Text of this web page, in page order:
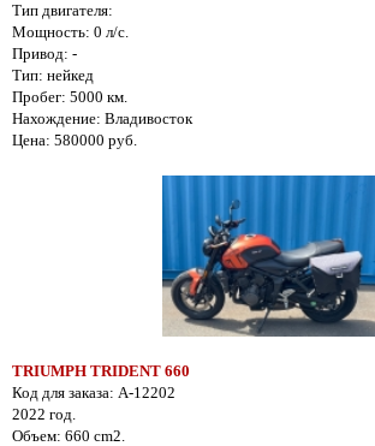
Тип двигателя:
Мощность: 0 л/с.
Привод: -
Тип: нейкед
Пробег: 5000 км.
Нахождение: Владивосток
Цена: 580000 руб.
TRIUMPH TRIDENT 660
Код для заказа: A-12202
2022 год.
Объем: 660 cm2.